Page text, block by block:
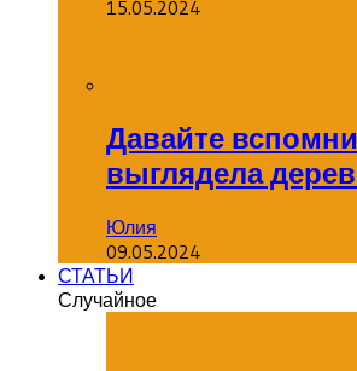
15.05.2024
Давайте
выглядела
Юлия
09.05.2024
СТАТЬИ
Случайное